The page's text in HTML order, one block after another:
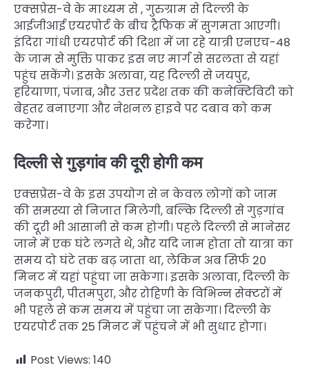
एक्सप्रेस-वे के माध्यम से , गुरुग्राम से दिल्ली के
आईजीआई एयरपोर्ट के बीच ट्रैफिक में सुगमता आएगी।
इंदिरा गांधी एयरपोर्ट की दिशा में जा रहे यात्री एनएच-48
के जाम से मुक्ति पाकर इस नए मार्ग से सरलता से यहां
पहुंच सकेंगे। इसके अलावा, यह दिल्ली से जयपुर,
हरियाणा, पंजाब, और उत्तर प्रदेश तक की कनेक्टिविटी को
बेहतर बनाएगा और नेशनल हाइवे पर दबाव को कम
करेगा।
दिल्ली से गुड़गांव की दूरी होगी कम
एक्सप्रेस-वे के इस उपयोग से न केवल लोगों को जाम
की समस्या से निजात मिलेगी, बल्कि दिल्ली से गुड़गांव
की दूरी भी आसानी से कम होगी। पहले दिल्ली से मानेसर
जाने में एक घंटे लगते थे, और यदि जाम होता तो यात्रा का
समय दो घंटे तक बढ़ जाता था, लेकिन अब सिर्फ 20
मिनट में यहां पहुंचा जा सकेगा। इसके अलावा, दिल्ली के
जनकपुरी, पीतमपुरा, और रोहिणी के विभिन्न सेक्टरों में
भी पहले से कम समय में पहुंचा जा सकेगा। दिल्ली के
एयरपोर्ट तक 25 मिनट में पहुंचने में भी सुधार होगा।
Post Views: 140